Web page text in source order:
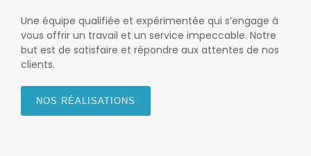
Une équipe qualifiée et expérimentée qui s’engage à
vous offrir un travail et un service impeccable. Notre
but est de satisfaire et répondre aux attentes de nos
clients.
NOS RÉALISATIONS